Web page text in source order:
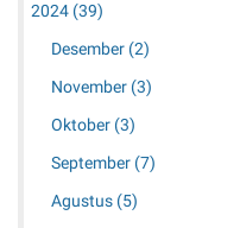
2024 (39)
Desember (2)
November (3)
Oktober (3)
September (7)
Agustus (5)